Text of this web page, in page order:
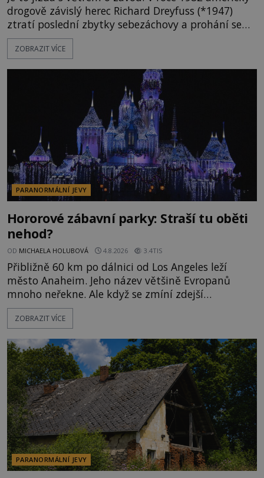
drogově závislý herec Richard Dreyfuss (*1947)
ztratí poslední zbytky sebezáchovy a prohání se
po silnicích ve svém mercedesu jako utržený ze
řetězu. Vše vyvrcholí katastrofou, když to Dreyfuss
následně nalezne schovaný kokain. Tímto
momentem se slavnému
ZOBRAZIT VÍCE
PARANORMÁLNÍ JEVY
Hororové zábavní parky: Straší tu oběti
nehod?
OD MICHAELA HOLUBOVÁ 4.8.2026 3.4TIS
Přibližně 60 km po dálnici od Los Angeles leží
město Anaheim. Jeho název většině Evropanů
mnoho neřekne. Ale když se zmíní zdejší
Disneyland, je hned jasno. Zábavní park vyroste na
poklidném místě bývalého sadu pomerančovníků.
kolem 17 000 000 zábavychtivých lidí ročně. A ač je
velká snaha to utajit, někteří z
ZOBRAZIT VÍCE
PARANORMÁLNÍ JEVY